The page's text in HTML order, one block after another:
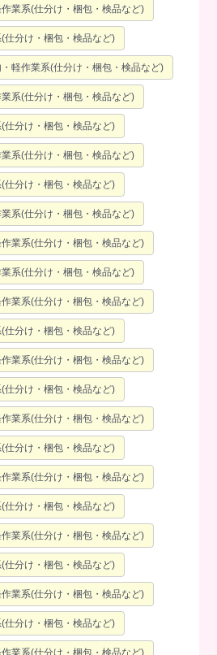
業系(仕分け・梱包・検品など)
仕分け・梱包・検品など)
軽作業系(仕分け・梱包・検品など)
系(仕分け・梱包・検品など)
仕分け・梱包・検品など)
系(仕分け・梱包・検品など)
仕分け・梱包・検品など)
系(仕分け・梱包・検品など)
業系(仕分け・梱包・検品など)
系(仕分け・梱包・検品など)
業系(仕分け・梱包・検品など)
仕分け・梱包・検品など)
業系(仕分け・梱包・検品など)
仕分け・梱包・検品など)
業系(仕分け・梱包・検品など)
仕分け・梱包・検品など)
業系(仕分け・梱包・検品など)
仕分け・梱包・検品など)
業系(仕分け・梱包・検品など)
仕分け・梱包・検品など)
業系(仕分け・梱包・検品など)
仕分け・梱包・検品など)